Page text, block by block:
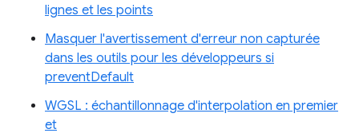
lignes et les points
Masquer l'avertissement d'erreur non capturée
dans les outils pour les développeurs si
preventDefault
WGSL : échantillonnage d'interpolation en premier
et